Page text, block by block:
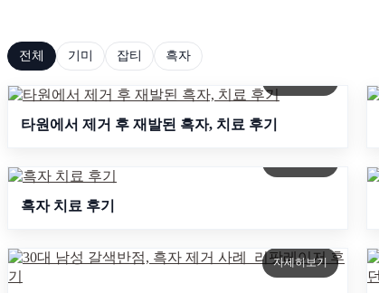
전체 기미 잡티 흑자
타원에서 제거 후 재발된 흑자, 치료 후기
흑자 치료 후기
자세히보기